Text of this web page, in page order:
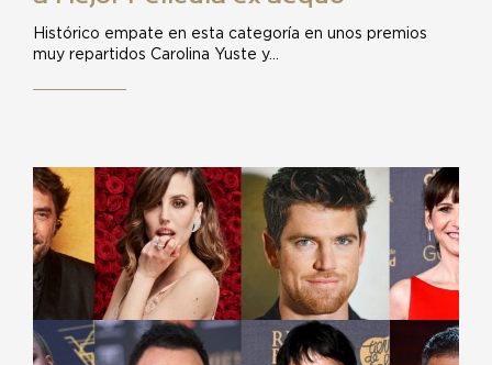
Histórico empate en esta categoría en unos premios
muy repartidos Carolina Yuste y…